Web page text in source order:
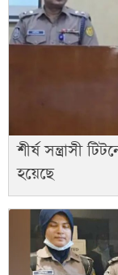
শীর্ষ সন্ত্রাসী
হয়েছে